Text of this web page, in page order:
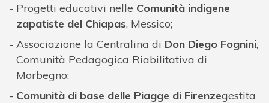
Progetti educativi nelle Comunità indigene
zapatiste del Chiapas, Messico;
Associazione la Centralina di Don Diego Fognini,
Comunità Pedagogica Riabilitativa di
Morbegno;
Comunità di base delle Piagge di Firenzegestita